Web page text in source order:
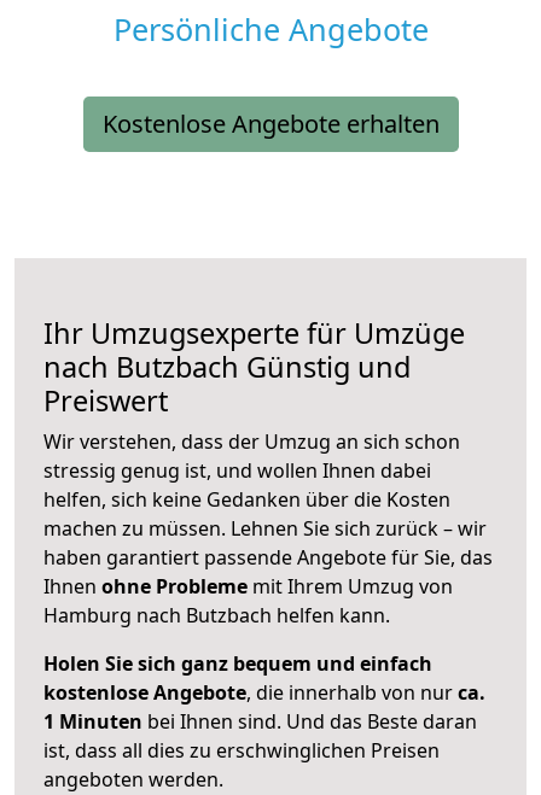
Persönliche Angebote
Kostenlose Angebote erhalten
Ihr Umzugsexperte für Umzüge
nach Butzbach Günstig und
Preiswert
Wir verstehen, dass der Umzug an sich schon
stressig genug ist, und wollen Ihnen dabei
helfen, sich keine Gedanken über die Kosten
machen zu müssen. Lehnen Sie sich zurück – wir
haben garantiert passende Angebote für Sie, das
Ihnen ohne Probleme mit Ihrem Umzug von
Hamburg nach Butzbach helfen kann.
Holen Sie sich ganz bequem und einfach
kostenlose Angebote, die innerhalb von nurca.
1 Minuten bei Ihnen sind. Und das Beste daran
ist, dass all dies zu erschwinglichen Preisen
angeboten werden.